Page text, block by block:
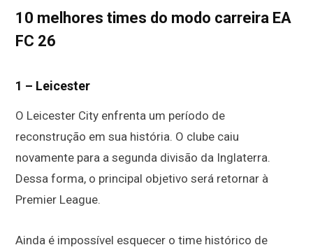
10 melhores times do modo carreira EA
FC 26
1 – Leicester
O Leicester City enfrenta um período de
reconstrução em sua história. O clube caiu
novamente para a segunda divisão da Inglaterra.
Dessa forma, o principal objetivo será retornar à
Premier League.
Ainda é impossível esquecer o time histórico de